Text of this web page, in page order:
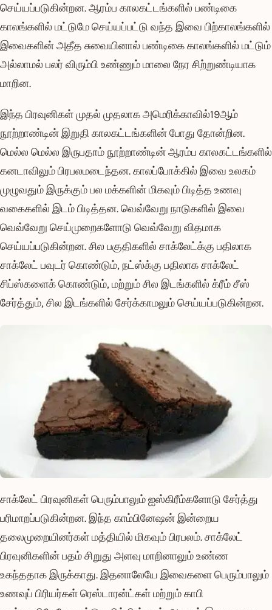
செய்யப்படுகின்றன. ஆரம்ப காலகட்டங்களில் பண்டிகை
காலங்களில் மட்டுமே செய்யப்பட்டு வந்த இவை பிற்காலங்களில்
இவைகளின் அதீத சுவையினால் பண்டிகை காலங்களில் மட்டும்
அல்லாமல் பலர் விரும்பி உண்ணும் மாலை நேர சிற்றுண்டியாக
மாறின.
இந்த பிரவுனிகள் முதல் முதலாக அமெரிக்காவில்19ஆம்
நூற்றாண்டின் இறுதி காலகட்டங்களின் போது தோன்றின.
மெல்ல மெல்ல இருபதாம் நூற்றாண்டின் ஆரம்ப காலகட்டங்களில்
கனடாவிலும் பிரபலமடைந்தன. காலப்போக்கில் இவை உலகம்
முழுவதும் இருக்கும் பல மக்களின் மிகவும் பிடித்த உணவு
வகைகளில் இடம் பிடித்தன. வெவ்வேறு நாடுகளில் இவை
வெவ்வேறு செய்முறைகளோடு வெவ்வேறு விதமாக
செய்யப்படுகின்றன. சில பகுதிகளில் சாக்லேட்க்கு பதிலாக
சாக்லேட் பவுடர் கொண்டும், நட்ஸ்க்கு பதிலாக சாக்லேட்
சிப்ஸ்களைக் கொண்டும், மற்றும் சில இடங்களில் க்ரீம் சீஸ்
சேர்த்தும், சில இடங்களில் சேர்க்காமலும் செய்யப்படுகின்றன.
சாக்லேட் பிரவுனிகள் பெரும்பாலும் ஐஸ்கிரீம்களோடு சேர்த்து
பரிமாறப்படுகின்றன. இந்த காம்பினேஷன் இன்றைய
தலைமுறையினர்கள் மத்தியில் மிகவும் பிரபலம். சாக்லேட்
பிரவுனிகளின் பதம் சிறுது அளவு மாறினாலும் உண்ண
உகந்ததாக இருக்காது. இதனாலேயே இவைகளை பெரும்பாலும்
உணவுப் பிரியர்கள் ரெஸ்டாரன்ட்கள் மற்றும் காபி